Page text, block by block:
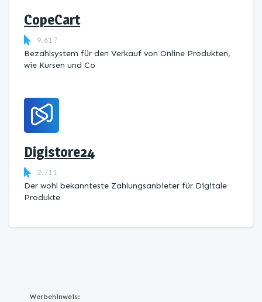
CopeCart
9.617
Bezahlsystem für den Verkauf von Online Produkten,
wie Kursen und Co
Digistore24
2.711
Der wohl bekannteste Zahlungsanbieter für Digitale
Produkte
Werbehinweis: